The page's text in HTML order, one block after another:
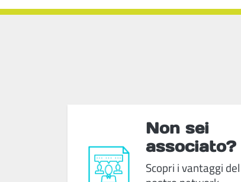
Non sei
associato?
Scopri i vantaggi del